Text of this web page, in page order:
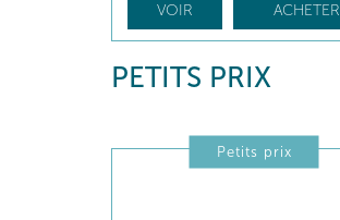
VOIR ACHETER
PETITS PRIX
Petits prix